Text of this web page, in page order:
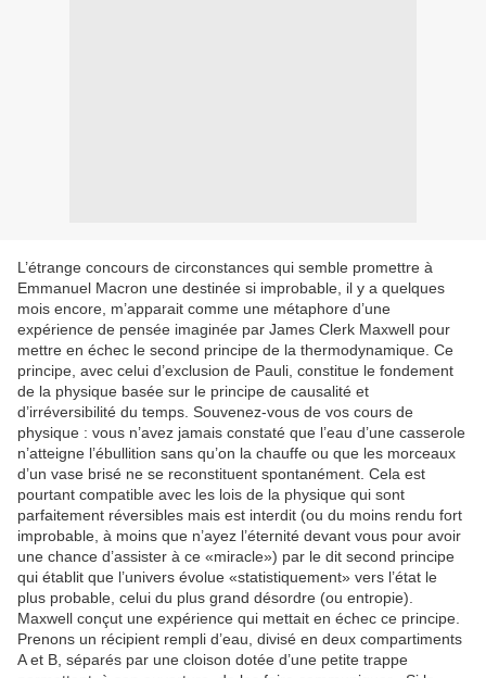
L’étrange concours de circonstances qui semble promettre à
Emmanuel Macron une destinée si improbable, il y a quelques
mois encore, m’apparait comme une métaphore d’une
expérience de pensée imaginée par James Clerk Maxwell pour
mettre en échec le second principe de la thermodynamique. Ce
principe, avec celui d’exclusion de Pauli, constitue le fondement
de la physique basée sur le principe de causalité et
d’irréversibilité du temps. Souvenez-vous de vos cours de
physique : vous n’avez jamais constaté que l’eau d’une casserole
n’atteigne l’ébullition sans qu’on la chauffe ou que les morceaux
d’un vase brisé ne se reconstituent spontanément. Cela est
pourtant compatible avec les lois de la physique qui sont
parfaitement réversibles mais est interdit (ou du moins rendu fort
improbable, à moins que n’ayez l’éternité devant vous pour avoir
une chance d’assister à ce «miracle») par le dit second principe
qui établit que l’univers évolue «statistiquement» vers l’état le
plus probable, celui du plus grand désordre (ou entropie).
Maxwell conçut une expérience qui mettait en échec ce principe.
Prenons un récipient rempli d’eau, divisé en deux compartiments
A et B, séparés par une cloison dotée d’une petite trappe